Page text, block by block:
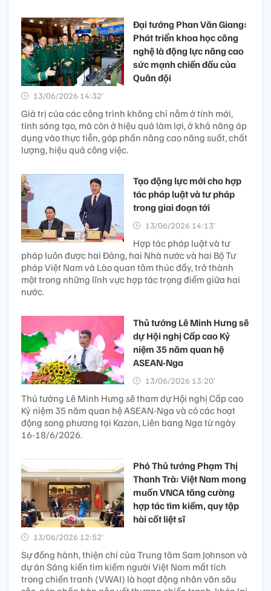
Đại tướng Phan Văn Giang:
Phát triển khoa học công
nghệ là động lực nâng cao
sức mạnh chiến đấu của
Quân đội
13/06/2026 14:32’
Giá trị của các công trình không chỉ nằm ở tính mới,
tính sáng tạo, mà còn ở hiệu quả làm lợi, ở khả năng áp
dụng vào thực tiễn, góp phần nâng cao năng suất, chất
lượng, hiệu quả công việc.
Tạo động lực mới cho hợp
tác pháp luật và tư pháp
trong giai đoạn tới
13/06/2026 14:13’
Hợp tác pháp luật và tư
pháp luôn được hai Đảng, hai Nhà nước và hai Bộ Tư
pháp Việt Nam và Lào quan tâm thúc đẩy, trở thành
một trong những lĩnh vực hợp tác trọng điểm giữa hai
nước.
Thủ tướng Lê Minh Hưng sẽ
dự Hội nghị Cấp cao Kỷ
niệm 35 năm quan hệ
ASEAN-Nga
13/06/2026 13:20’
Thủ tướng Lê Minh Hưng sẽ tham dự Hội nghị Cấp cao
Kỷ niệm 35 năm quan hệ ASEAN-Nga và có các hoạt
động song phương tại Kazan, Liên bang Nga từ ngày
16-18/6/2026.
Phó Thủ tướng Phạm Thị
Thanh Trà: Việt Nam mong
muốn VNCA tăng cường
hợp tác tìm kiếm, quy tập
hài cốt liệt sĩ
13/06/2026 12:52’
Sự đồng hành, thiện chí của Trung tâm Sam Johnson và
dự án Sáng kiến tìm kiếm người Việt Nam mất tích
trong chiến tranh (VWAI) là hoạt động nhân văn sâu